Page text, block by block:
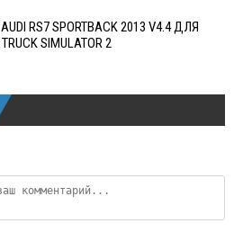
RS7 SPORTBACK 2013 V4.4 ДЛЯ
TRUCK SIMULATOR 2